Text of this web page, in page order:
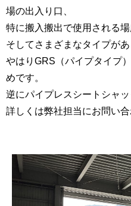
場の出入り口、
特に搬入搬出で使用される場
そしてさまざまなタイプがあ
やはりGRS（パイプタイプ
めです。
逆にパイプレスシートシャ
詳しくは弊社担当にお問い合